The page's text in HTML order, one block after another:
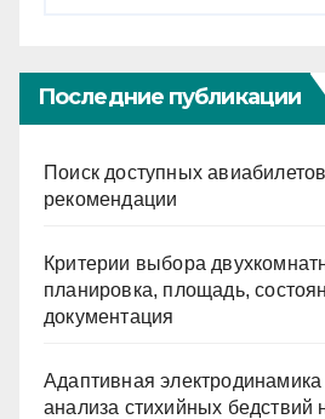
Последние публикации
Поиск доступных
рекомендации
Критерии выбора
планировка, площадь,
документация
Адаптивная
анализа стихийных бедствий